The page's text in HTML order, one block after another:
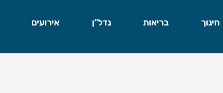
חינוך בריאות נדל"ן אירועים